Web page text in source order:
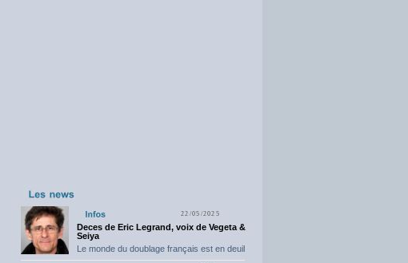
22/05/2025
Deces de Eric Legrand, voix de Vegeta &
Seiya
Le monde du doublage français est en deuil